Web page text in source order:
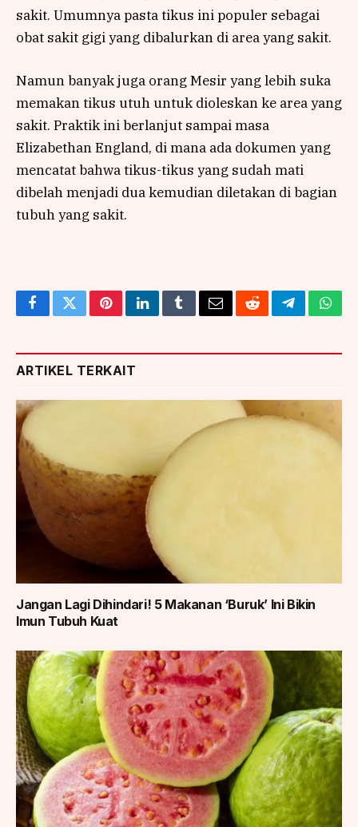
sakit. Umumnya pasta tikus ini populer sebagai
obat sakit gigi yang dibalurkan di area yang sakit.
Namun banyak juga orang Mesir yang lebih suka
memakan tikus utuh untuk dioleskan ke area yang
sakit. Praktik ini berlanjut sampai masa
Elizabethan England, di mana ada dokumen yang
mencatat bahwa tikus-tikus yang sudah mati
dibelah menjadi dua kemudian diletakan di bagian
tubuh yang sakit.
FacebookTwitterPinterestLinkedInTumblrEmailRedditTelegram
ARTIKEL TERKAIT
Jangan Lagi Dihindari! 5 Makanan ‘Buruk’ Ini Bikin
Imun Tubuh Kuat